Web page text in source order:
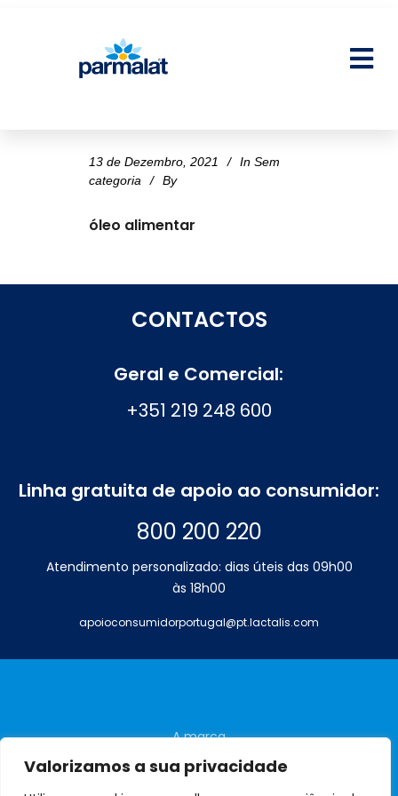
Valorizamos a sua privacidade
13 de Dezembro, 2021 In Sem
categoria
By
óleo alimentar
CONTACTOS
Geral e Comercial:
+351 219 248 600
Linha gratuita de apoio ao consumidor:
800 200 220
Atendimento personalizado: dias úteis das 09h00
às 18h00
apoioconsumidorportugal@pt.lactalis.com
A marca
Perguntas frequentes
Contactos